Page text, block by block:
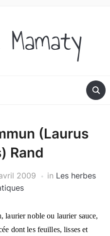
(Laurus
Rand
2009 in Les herbes
laurier noble ou laurier sauce,
dont les feuilles, lisses et